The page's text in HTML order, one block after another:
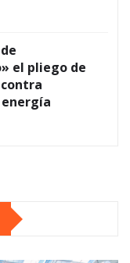
el pliego de
contra